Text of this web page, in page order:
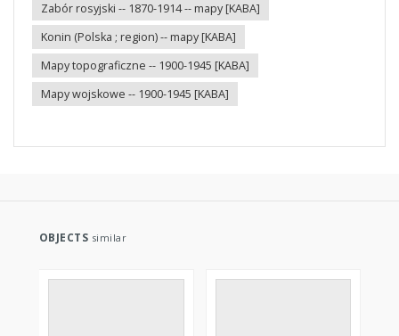
Zabór rosyjski -- 1870-1914 -- mapy [KABA]
Konin (Polska ; region) -- mapy [KABA]
Mapy topograficzne -- 1900-1945 [KABA]
Mapy wojskowe -- 1900-1945 [KABA]
OBJECTS similar